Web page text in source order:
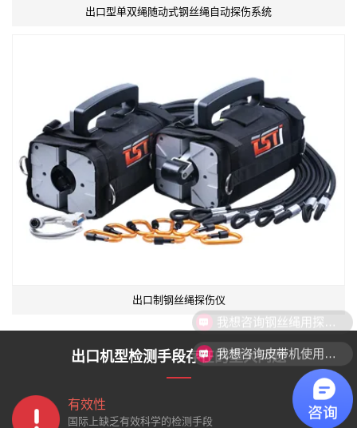
出口型单双绳随动式钢丝绳自动探伤系统
出口制钢丝绳探伤仪
出口机型检测手段存在的重大问题
有效性
国际上缺乏有效科学的检测手段